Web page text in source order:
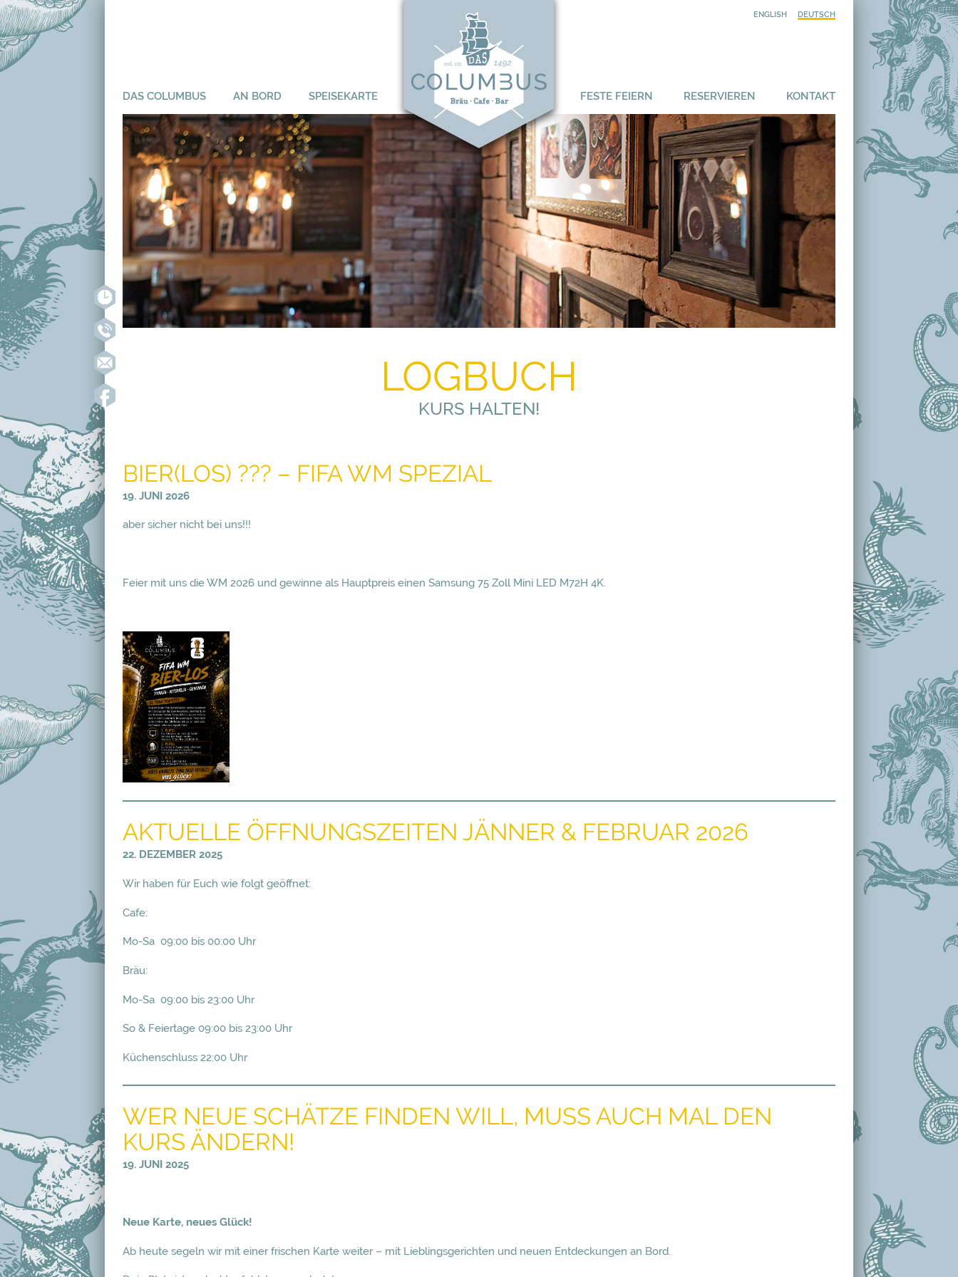
ENGLISH DEUTSCH
DAS COLUMBUS AN BORD SPEISEKARTE FESTE FEIERN RESERVIEREN KONTAKT
LOGBUCH
KURS HALTEN!
BIER(LOS) ??? – FIFA WM SPEZIAL
19. JUNI 2026
aber sicher nicht bei uns!!!
Feier mit uns die WM 2026 und gewinne als Hauptpreis einen Samsung 75 Zoll Mini LED M72H 4K.
AKTUELLE ÖFFNUNGSZEITEN JÄNNER & FEBRUAR 2026
22. DEZEMBER 2025
Wir haben für Euch wie folgt geöffnet:
Cafe:
Mo-Sa 09:00 bis 00:00 Uhr
Bräu:
Mo-Sa 09:00 bis 23:00 Uhr
So & Feiertage 09:00 bis 23:00 Uhr
Küchenschluss 22:00 Uhr
WER NEUE SCHÄTZE FINDEN WILL, MUSS AUCH MAL DEN
KURS ÄNDERN!
19. JUNI 2025
Neue Karte, neues Glück!
Ab heute segeln wir mit einer frischen Karte weiter – mit Lieblingsgerichten und neuen Entdeckungen an Bord.